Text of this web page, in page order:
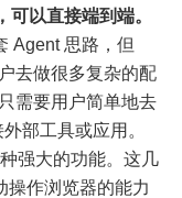
以直接端到端。
Agent 思路，但
去做很多复杂的配
需要用户简单地去
部工具或应用。
强大的功能。这几
操作浏览器的能力